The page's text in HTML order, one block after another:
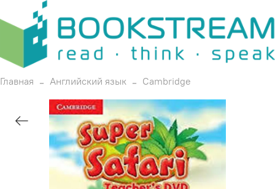
Главная Английский язык Cambridge